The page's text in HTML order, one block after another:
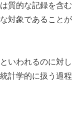
質的な記録を含む
対象であることが
いわれるのに対し
計学的に扱う過程